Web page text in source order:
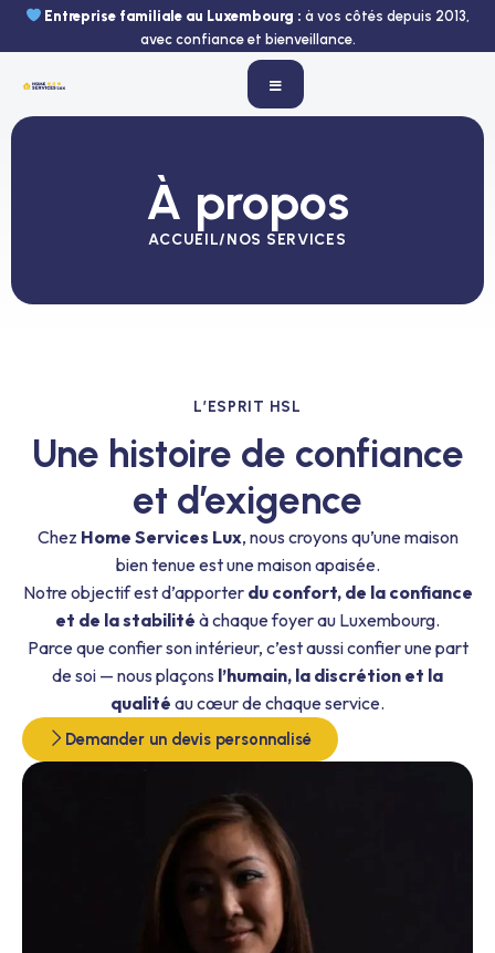
Aller
Entreprise familiale au Luxembourg : à vos côtés depuis 2013,
avec confiance et bienveillance.
À propos
ACCUEIL/NOS SERVICES
L’ESPRIT HSL
Une histoire de confiance
et d’exigence
Chez Home Services Lux, nous croyons qu’une maison
bien tenue est une maison apaisée.
Notre objectif est d’apporter du confort, de la confiance
et de la stabilité à chaque foyer au Luxembourg.
Parce que confier son intérieur, c’est aussi confier une part
de soi — nous plaçons l’humain, la discrétion et la
qualité au cœur de chaque service.
Demander un devis personnalisé